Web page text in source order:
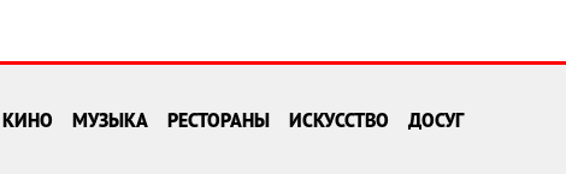
КИНО МУЗЫКА РЕСТОРАНЫ ИСКУССТВО ДОСУГ